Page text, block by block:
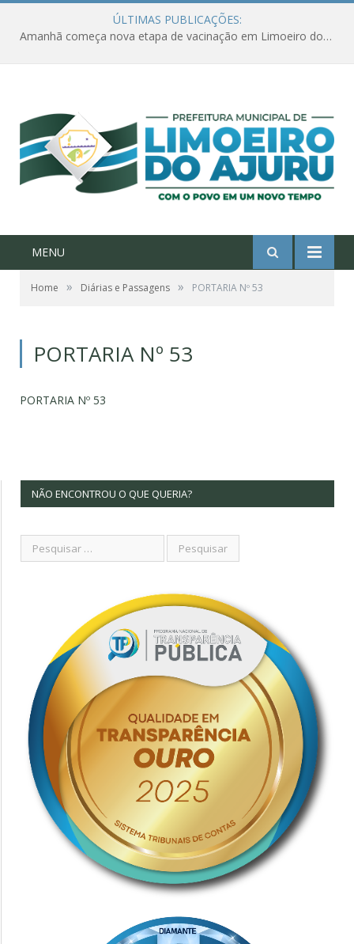
ÚLTIMAS PUBLICAÇÕES:
Amanhã começa nova etapa de vacinação em Limoeiro do Ajuru para idosos com 65 ou mais
MENU
Home » Diárias e Passagens » PORTARIA Nº 53
PORTARIA Nº 53
PORTARIA Nº 53
NÃO ENCONTROU O QUE QUERIA?